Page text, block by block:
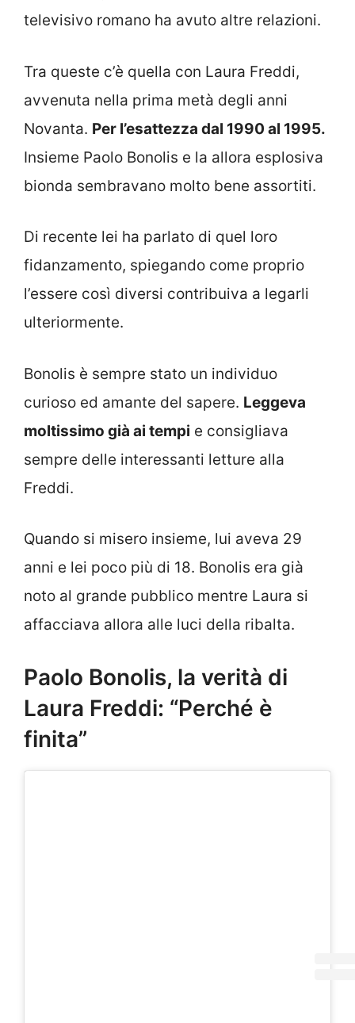
televisivo romano ha avuto altre relazioni.
Tra queste c’è quella con Laura Freddi,
avvenuta nella prima metà degli anni
Novanta. Per l’esattezza dal 1990 al 1995.
Insieme Paolo Bonolis e la allora esplosiva
bionda sembravano molto bene assortiti.
Di recente lei ha parlato di quel loro
fidanzamento, spiegando come proprio
l’essere così diversi contribuiva a legarli
ulteriormente.
Bonolis è sempre stato un individuo
curioso ed amante del sapere. Leggeva
moltissimo già ai tempi e consigliava
sempre delle interessanti letture alla
Freddi.
Quando si misero insieme, lui aveva 29
anni e lei poco più di 18. Bonolis era già
noto al grande pubblico mentre Laura si
affacciava allora alle luci della ribalta.
Paolo Bonolis, la verità di
Laura Freddi: “Perché è
finita”